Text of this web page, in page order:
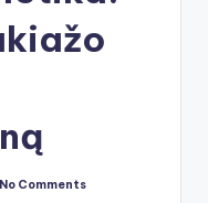
No Comments